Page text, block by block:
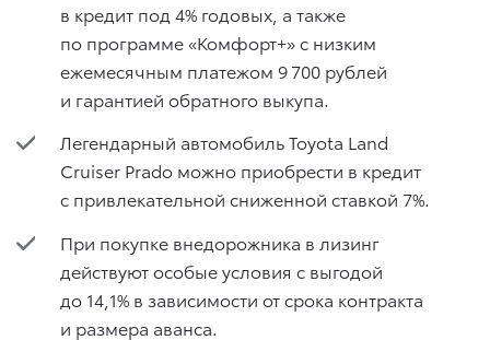
в кредит под 4% годовых, а также
по программе «Комфорт+» с низким
ежемесячным платежом 9 700 рублей
и гарантией обратного выкупа.
Легендарный автомобиль Toyota Land
Cruiser Prado можно приобрести в кредит
с привлекательной сниженной ставкой 7%.
При покупке внедорожника в лизинг
действуют особые условия с выгодой
до 14,1% в зависимости от срока контракта
и размера аванса.